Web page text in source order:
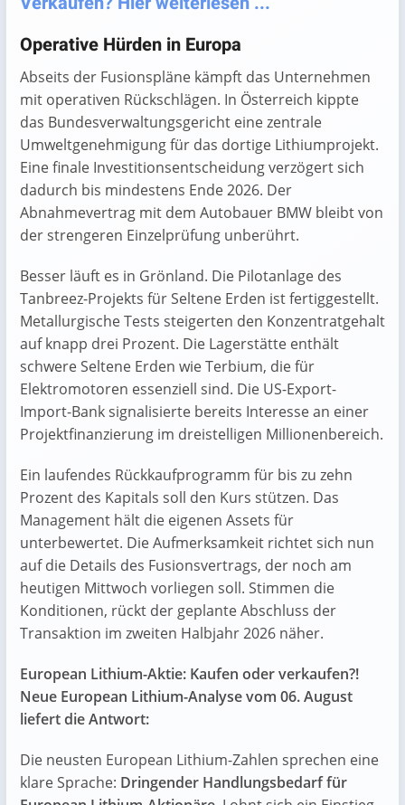
Operative Hürden in Europa
Abseits der Fusionspläne kämpft das Unternehmen
mit operativen Rückschlägen. In Österreich kippte
das Bundesverwaltungsgericht eine zentrale
Umweltgenehmigung für das dortige Lithiumprojekt.
Eine finale Investitionsentscheidung verzögert sich
dadurch bis mindestens Ende 2026. Der
Abnahmevertrag mit dem Autobauer BMW bleibt von
der strengeren Einzelprüfung unberührt.
Besser läuft es in Grönland. Die Pilotanlage des
Tanbreez-Projekts für Seltene Erden ist fertiggestellt.
Metallurgische Tests steigerten den Konzentratgehalt
auf knapp drei Prozent. Die Lagerstätte enthält
schwere Seltene Erden wie Terbium, die für
Elektromotoren essenziell sind. Die US-Export-
Import-Bank signalisierte bereits Interesse an einer
Projektfinanzierung im dreistelligen Millionenbereich.
Ein laufendes Rückkaufprogramm für bis zu zehn
Prozent des Kapitals soll den Kurs stützen. Das
Management hält die eigenen Assets für
unterbewertet. Die Aufmerksamkeit richtet sich nun
auf die Details des Fusionsvertrags, der noch am
heutigen Mittwoch vorliegen soll. Stimmen die
Konditionen, rückt der geplante Abschluss der
Transaktion im zweiten Halbjahr 2026 näher.
European Lithium-Aktie: Kaufen oder verkaufen?!
Neue European Lithium-Analyse vom 06. August
liefert die Antwort:
Die neusten European Lithium-Zahlen sprechen eine
klare Sprache: Dringender Handlungsbedarf für